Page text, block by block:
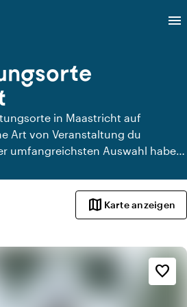
menu
in Maastricht auf
Art von Veranstaltung du
umfangreichsten Auswahl haben
map Karte anzeigen
favorite_border
Ambiente und Ästhetik
info
Ländlich